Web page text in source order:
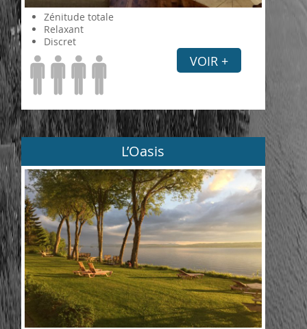
Zénitude totale
Relaxant
Discret
VOIR +
L’Oasis